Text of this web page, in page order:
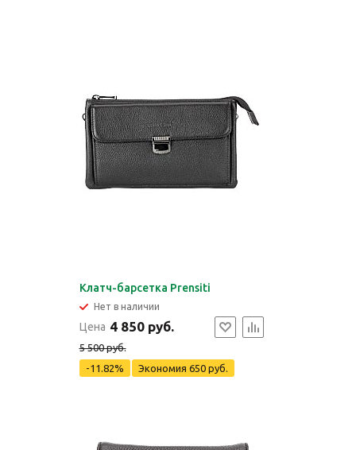
Клатч-барсетка Prensiti
Нет в наличии
Цена 4 850 руб.
5 500 руб.
-11.82%
Экономия 650 руб.